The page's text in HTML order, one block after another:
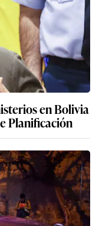
en Bolivia
Planificación